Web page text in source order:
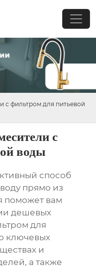
с фильтром для питьевой
с
воды
способ
прямо из
поможет вам
дешевых
для
ключевых
и
а также